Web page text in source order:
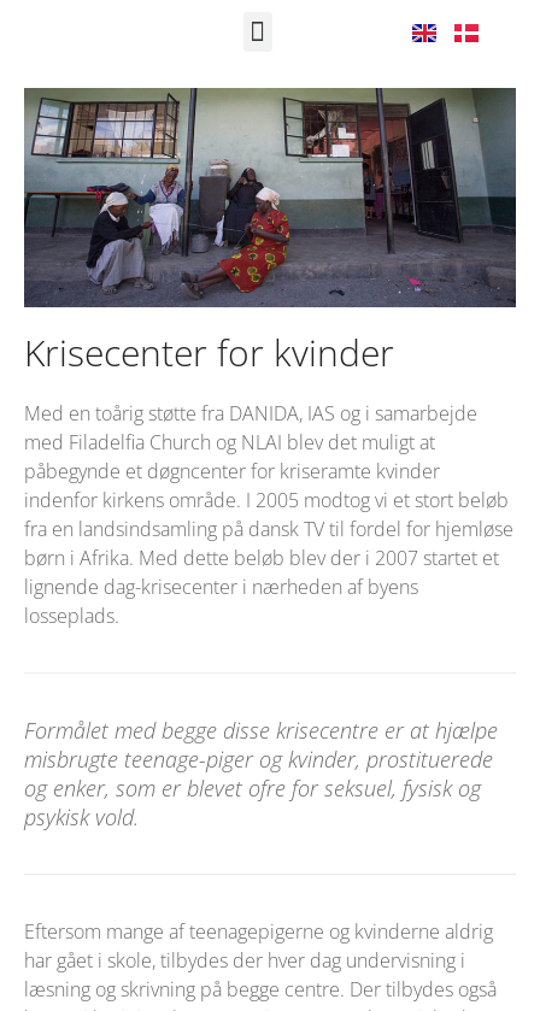
Krisecenter for kvinder
Med en toårig støtte fra DANIDA, IAS og i samarbejde
med Filadelfia Church og NLAI blev det muligt at
påbegynde et døgncenter for kriseramte kvinder
indenfor kirkens område. I 2005 modtog vi et stort beløb
fra en landsindsamling på dansk TV til fordel for hjemløse
børn i Afrika. Med dette beløb blev der i 2007 startet et
lignende dag-krisecenter i nærheden af byens
losseplads.
Formålet med begge disse krisecentre er at hjælpe
misbrugte teenage-piger og kvinder, prostituerede
og enker, som er blevet ofre for seksuel, fysisk og
psykisk vold.
Eftersom mange af teenagepigerne og kvinderne aldrig
har gået i skole, tilbydes der hver dag undervisning i
læsning og skrivning på begge centre. Der tilbydes også